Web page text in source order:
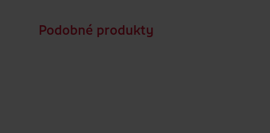
Podobné produkty